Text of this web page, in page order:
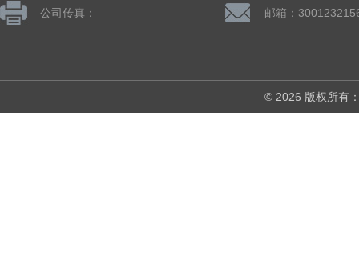
公司传真： 邮箱：
© 2026 版权所有